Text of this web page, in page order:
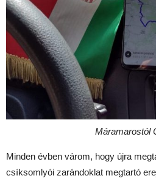
Máramarostól
Minden évben várom, hogy újra
csíksomlyói zarándoklat megtartó